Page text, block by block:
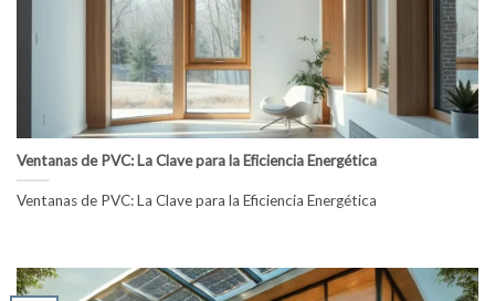
Ventanas de PVC: La Clave para la Eficiencia Energética
Ventanas de PVC: La Clave para la Eficiencia Energética